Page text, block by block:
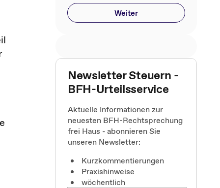
Weiter
Newsletter Steuern -
BFH-Urteilsservice
Aktuelle Informationen zur
neuesten BFH-Rechtsprechung
frei Haus - abonnieren Sie
unseren Newsletter:
Kurzkommentierungen
Praxishinweise
wöchentlich